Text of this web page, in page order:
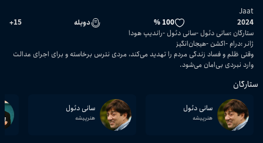
Jaat
2024
100 % دوبله 15
+
ستارگان :سانی دئول سانی دئول راندیپ هودا
ژانر:درام اکشن هیجان‌انگیز
وقتی ظلم و فساد زندگی مردم را تهدید می‌کند، مردی نترس برخاسته و برای اجرای عدالت
وارد نبردی بی‌امان می‌شود.
ستارگان
سانی دئول
هنرپیشه
سانی دئول
هنرپیشه